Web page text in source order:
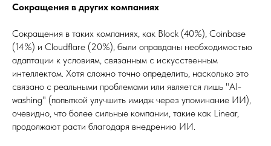
Сокращения в других компаниях
Сокращения в таких компаниях, как Block (40%), Coinbase
(14%) и Cloudflare (20%), были оправданы необходимостью
адаптации к условиям, связанным с искусственным
интеллектом. Хотя сложно точно определить, насколько это
связано с реальными проблемами или является лишь "AI-
washing" (попыткой улучшить имидж через упоминание ИИ),
очевидно, что более сильные компании, такие как Linear,
продолжают расти благодаря внедрению ИИ.